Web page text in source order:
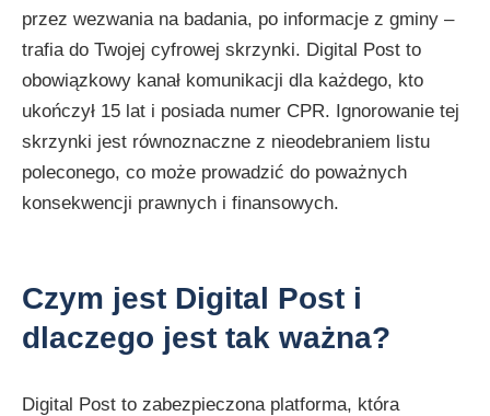
przez wezwania na badania, po informacje z gminy –
trafia do Twojej cyfrowej skrzynki. Digital Post to
obowiązkowy kanał komunikacji dla każdego, kto
ukończył 15 lat i posiada numer CPR. Ignorowanie tej
skrzynki jest równoznaczne z nieodebraniem listu
poleconego, co może prowadzić do poważnych
konsekwencji prawnych i finansowych.
Czym jest Digital Post i
dlaczego jest tak ważna?
Digital Post to zabezpieczona platforma, która